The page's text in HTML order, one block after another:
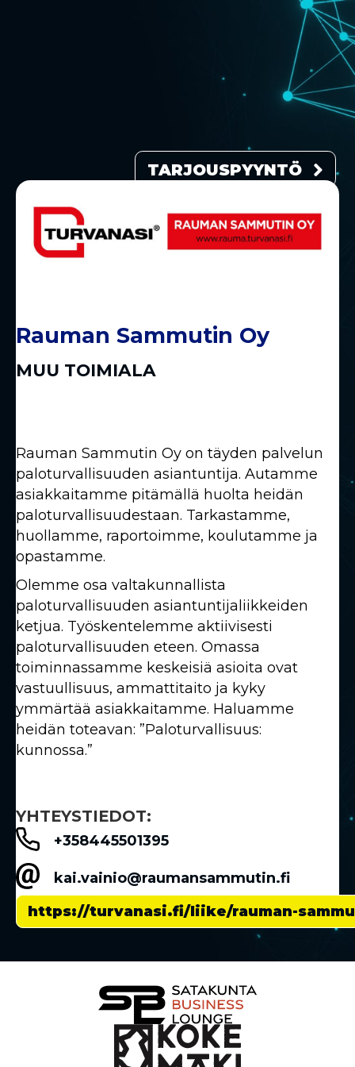
TARJOUSPYYNTÖ
Rauman Sammutin Oy
MUU TOIMIALA
Rauman Sammutin Oy on täyden palvelun
paloturvallisuuden asiantuntija. Autamme
asiakkaitamme pitämällä huolta heidän
paloturvallisuudestaan. Tarkastamme,
huollamme, raportoimme, koulutamme ja
opastamme.
Olemme osa valtakunnallista
paloturvallisuuden asiantuntijaliikkeiden
ketjua. Työskentelemme aktiivisesti
paloturvallisuuden eteen. Omassa
toiminnassamme keskeisiä asioita ovat
vastuullisuus, ammattitaito ja kyky
ymmärtää asiakkaitamme. Haluamme
heidän toteavan: ”Paloturvallisuus:
kunnossa.”
YHTEYSTIEDOT:
+358445501395
kai.vainio@raumansammutin.fi
https://turvanasi.fi/liike/rauman-